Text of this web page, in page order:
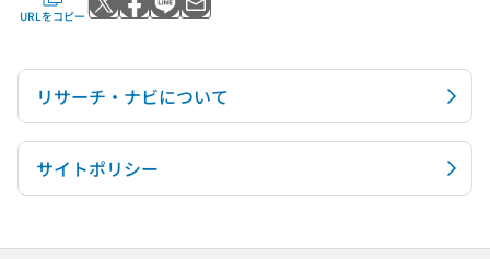
URLをコピー Xでポストする
Facebookでシェアする
LINEで送る
メールで送る
リサーチ・ナビについて
サイトポリシー